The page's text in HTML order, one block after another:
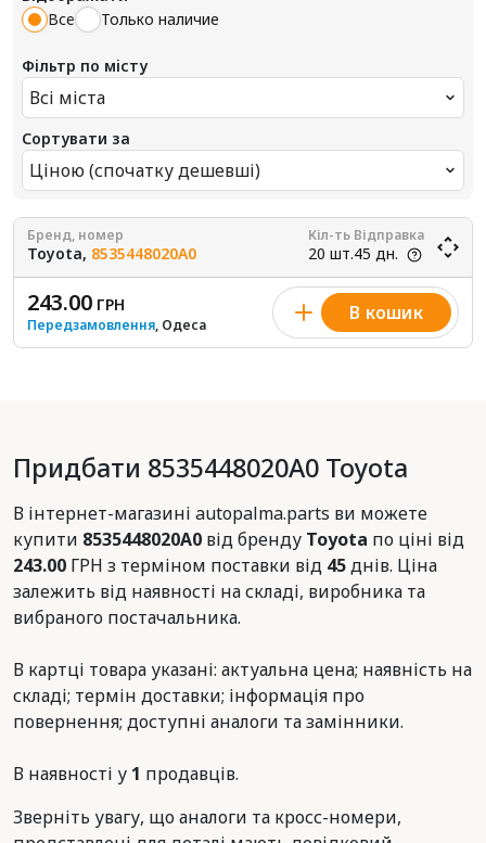
Все
Только наличие
Фільтр по місту
Всі міста
Сортувати за
Ціною (спочатку дешевші)
Бренд, номер
Toyota, 8535448020A0
Кіл-ть
20 шт.
Відправка
45 дн.
243.00 ГРН
Передзамовлення, Одеса
В кошик
Придбати 8535448020A0 Toyota
В інтернет-магазині autopalma.parts ви можете
купити 8535448020A0 від бренду Toyota по ціні від
243.00 ГРН з терміном поставки від 45днів. Ціна
залежить від наявності на складі, виробника та
вибраного постачальника.
В картці товара указані: актуальна цена; наявність на
складі; термін доставки; інформація про
повернення; доступні аналоги та замінники.
В наявності у 1 продавців.
Зверніть увагу, що аналоги та кросс-номери,